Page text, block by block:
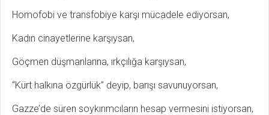
Homofobi ve transfobiye karşı mücadele ediyorsan,
Kadın cinayetlerine karşıysan,
Göçmen düşmanlarına, ırkçılığa karşıysan,
“Kürt halkına özgürlük” deyip, barışı savunuyorsan,
Gazze’de süren soykırımcıların hesap vermesini istiyorsan,